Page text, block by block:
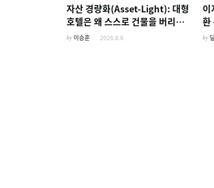
자산 경량화(Asset-Light): 대형
호텔은 왜 스스로 건물을 버리고
'이름'만 팔기 시작했을까
by 이승훈 2026.8.6
이
환
by